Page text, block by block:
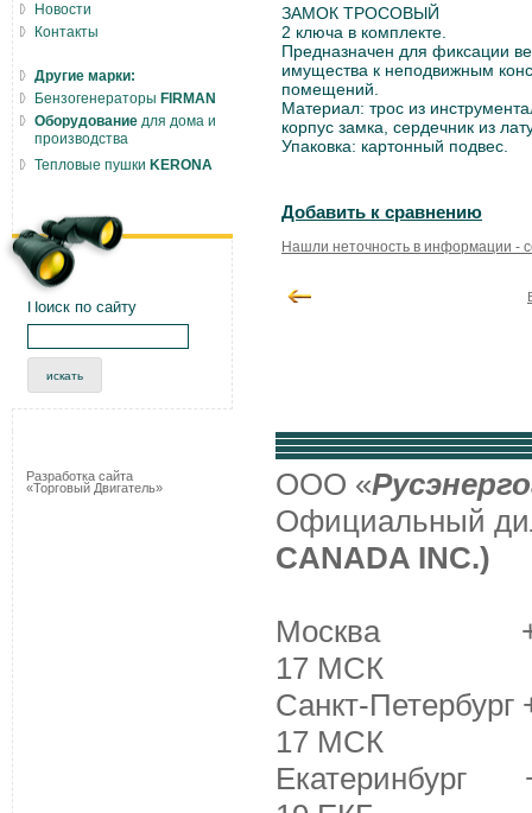
ЗАМОК ТРОСОВЫЙ
2 ключа в комплекте.
Предназначен для фиксации
имущества к неподвижным
помещений.
Материал: трос из
корпус замка, сердечник из
Упаковка: картонный подвес.
Добавить к сравнению
Нашли неточность в информации -
Новости
Контакты
Другие марки:
Бензогенераторы FIRMAN
Оборудование для дома и
производства
Тепловые пушки KERONA
Поиск по сайту
Разработка сайта
«Торговый Двигатель»
ООО «
Официальный
CANADA INC.)
Москва +7
17 МСК
Санкт-
17 МСК
Екатеринбург